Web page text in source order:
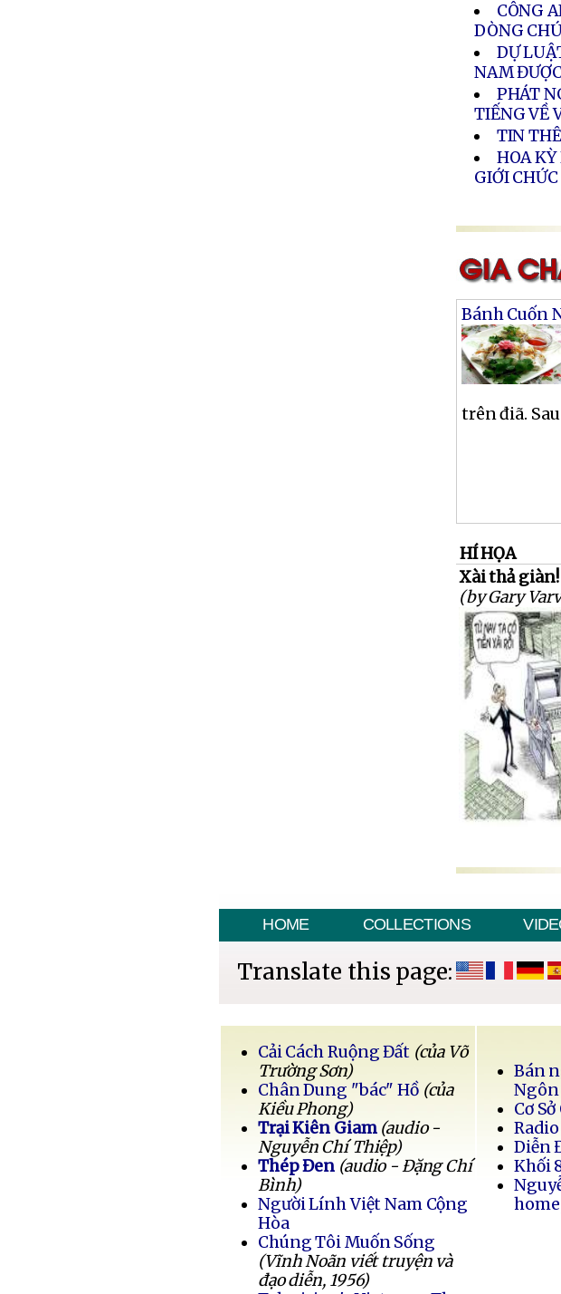
CÔNG
DÒNG
DỰ
NAM
PHÁT
TIẾNG VỀ
TIN
HOA
GIỚI
Bánh Cuốn
trên điã.
HÍ HỌA
Xài thả giàn!
(by Gary
HOME COLLECTIONS
Translate this page:
Cải Cách Ruộng Đất (của Võ
Trường Sơn)
Chân Dung "bác" Hồ (của
Kiều Phong)
Trại Kiên Giam (audio -
Nguyễn Chí Thiệp)
Thép Đen (audio - Đặng Chí
Bình)
Người Lính Việt Nam Cộng
Hòa
Chúng Tôi Muốn Sống
(Vĩnh Noãn viết truyện và
đạo diễn, 1956)
Bán
Ngôn
Cơ
Diễn
Khối